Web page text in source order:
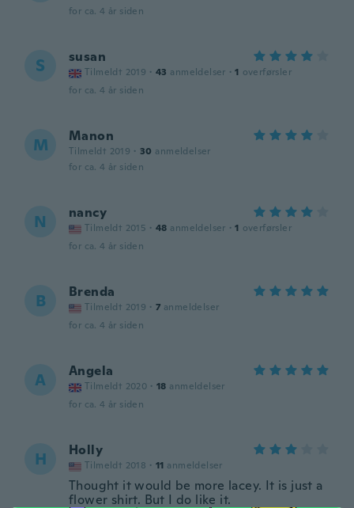
for ca. 4 år siden
S susan
Tilmeldt 2019 · 43 anmeldelser · 1 overførsler
for ca. 4 år siden
M Manon
Tilmeldt 2019 · 30 anmeldelser
for ca. 4 år siden
N nancy
Tilmeldt 2015 · 48 anmeldelser · 1 overførsler
for ca. 4 år siden
B Brenda
Tilmeldt 2019 · 7 anmeldelser
for ca. 4 år siden
A Angela
Tilmeldt 2020 · 18 anmeldelser
for ca. 4 år siden
H Holly
Tilmeldt 2018 · 11 anmeldelser
Thought it would be more lacey. It is just a
flower shirt. But I do like it.